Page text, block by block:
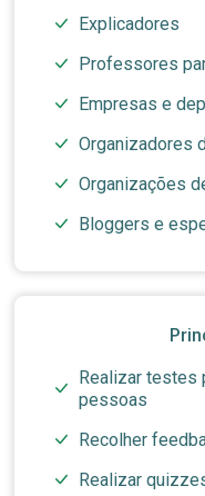
Explicadores
Professores
Empresas e
Organizadores
Organizações
Bloggers e
Realizar testes
pessoas
Recolher
Realizar